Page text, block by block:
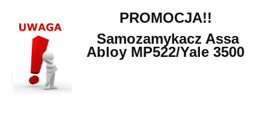
PROMOCJA!!
Samozamykacz Assa
Abloy MP522/Yale 3500